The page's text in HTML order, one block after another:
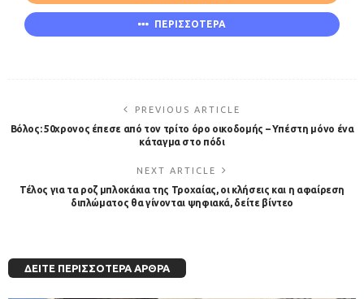
ΠΕΡΙΣΣΟΤΕΡΑ
PREVIOUS ARTICLE
Βόλος: 50χρονος έπεσε από τον τρίτο όρο οικοδομής – Υπέστη μόνο ένα
κάταγμα στο πόδι
NEXT ARTICLE
Τέλος για τα ροζ μπλοκάκια της Τροχαίας, οι κλήσεις και η αφαίρεση
διπλώματος θα γίνονται ψηφιακά, δείτε βίντεο
ΔΕΊΤΕ ΠΕΡΙΣΣΌΤΕΡΑ ΆΡΘΡΑ